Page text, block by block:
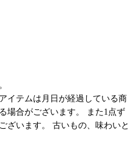
イテムは月日が経過している商
場合がございます。 また1点ず
ざいます。 古いもの、味わいと